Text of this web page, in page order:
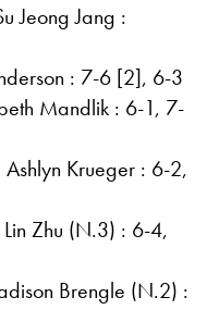
Jeong Jang :
: 7-6 [2], 6-3
Mandlik : 6-1, 7-
Krueger : 6-2,
Zhu (N.3) : 6-4,
Brengle (N.2) :